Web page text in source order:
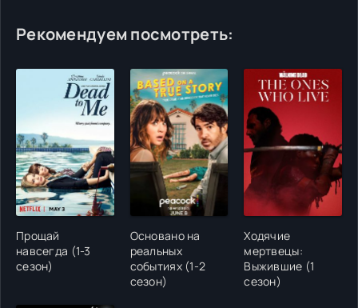
Рекомендуем посмотреть:
Прощай
навсегда (1-3
сезон)
Основано на
реальных
событиях (1-2
сезон)
Ходячие
мертвецы:
Выжившие (1
сезон)